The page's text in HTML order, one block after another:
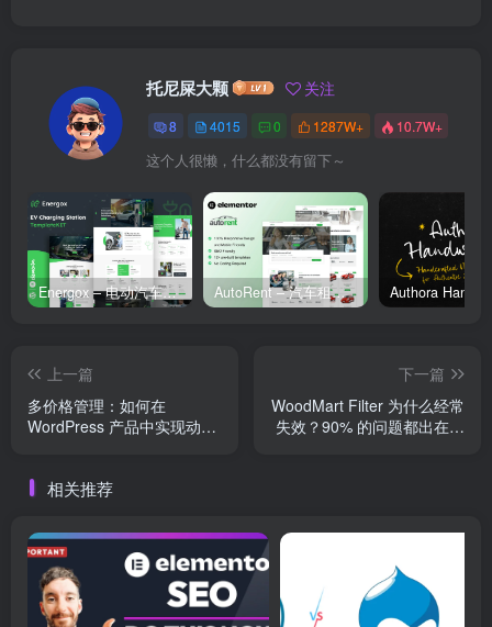
托尼屎大颗 关注
8 4015 0 1287W+ 10.7W+
这个人很懒，什么都没有留下～
Energox – 电动汽车充电站 Elementor 模板套件 AutoRent – 汽车租赁服务 Elementor 模板套件
上一篇
多价格管理：如何在
WordPress 产品中实现动态
下一篇
WoodMart Filter 为什么经常
失效？90% 的问题都出在这
相关推荐